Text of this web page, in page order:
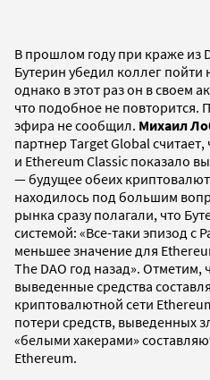
В прошлом году при краже из
Бутерин убедил коллег
однако в этот раз он в своем
что подобное не повторится.
эфира не сообщил. Михаил
партнер Target Global
и Ethereum Classic показало
— будущее обеих
находилось под большим
рынка сразу полагали, что
системой: «Все-таки эпизод с
меньшее значение для
The DAO год назад». Отметим,
выведенные средства
криптовалютной сети
потери средств, выведенных
«белыми хакерами»
Ethereum.